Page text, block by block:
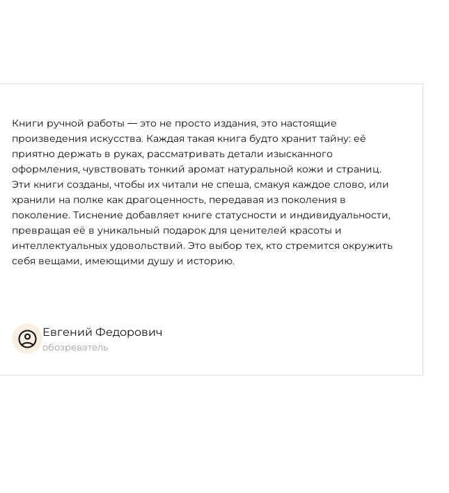
Книги ручной работы — это не просто издания, это настоящие
произведения искусства. Каждая такая книга будто хранит тайну: её
приятно держать в руках, рассматривать детали изысканного
оформления, чувствовать тонкий аромат натуральной кожи и страниц.
Эти книги созданы, чтобы их читали не спеша, смакуя каждое слово, или
хранили на полке как драгоценность, передавая из поколения в
поколение. Тиснение добавляет книге статусности и индивидуальности,
превращая её в уникальный подарок для ценителей красоты и
интеллектуальных удовольствий. Это выбор тех, кто стремится окружить
себя вещами, имеющими душу и историю.
Евгений Федорович
обозреватель